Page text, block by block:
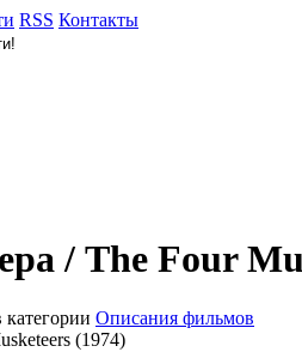
RSS Контакты
/ The Four
Описания фильмов